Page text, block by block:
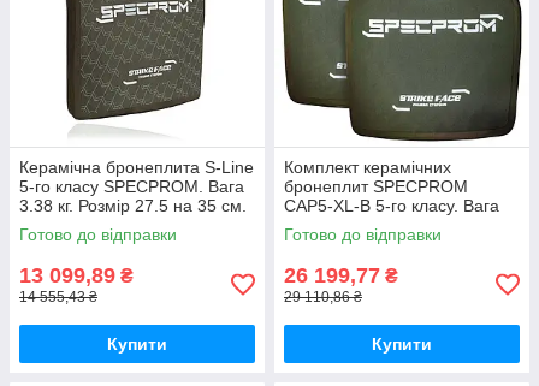
Керамічна бронеплита S-Line
5-го класу SPECPROM. Вага
3.38 кг. Розмір 27.5 на 35 см.
Готово до відправки
13 099,89 ₴
14 555,43 ₴
Купити
Комплект керамічних
бронеплит SPECPROM
CAP5-XL-B 5-го класу. Вага
3.38 кг. Розмір 27.5 на 33 см.
Олива. 2 шт.
Готово до відправки
26 199,77 ₴
29 110,86 ₴
Купити